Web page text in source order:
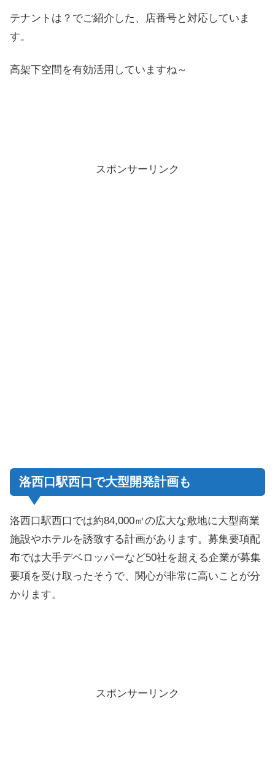
テナントは？でご紹介した、店番号と対応していま
す。
高架下空間を有効活用していますね～
スポンサーリンク
洛西口駅西口で大型開発計画も
洛西口駅西口では約84,000㎡の広大な敷地に大型商業
施設やホテルを誘致する計画があります。募集要項配
布では大手デベロッパーなど50社を超える企業が募集
要項を受け取ったそうで、関心が非常に高いことが分
かります。
スポンサーリンク